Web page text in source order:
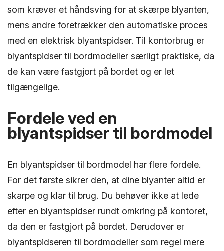
som kræver et håndsving for at skærpe blyanten,
mens andre foretrækker den automatiske proces
med en elektrisk blyantspidser. Til kontorbrug er
blyantspidser til bordmodeller særligt praktiske, da
de kan være fastgjort på bordet og er let
tilgængelige.
Fordele ved en
blyantspidser til bordmodel
En blyantspidser til bordmodel har flere fordele.
For det første sikrer den, at dine blyanter altid er
skarpe og klar til brug. Du behøver ikke at lede
efter en blyantspidser rundt omkring på kontoret,
da den er fastgjort på bordet. Derudover er
blyantspidseren til bordmodeller som regel mere